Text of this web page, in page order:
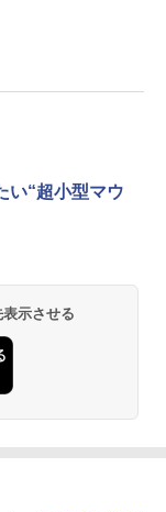
い“超小型マウ
示させる